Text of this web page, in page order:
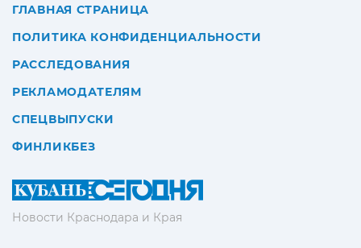
Новости Краснодара и Края
ГЛАВНАЯ СТРАНИЦА
ПОЛИТИКА КОНФИДЕНЦИАЛЬНОСТИ
РАССЛЕДОВАНИЯ
РЕКЛАМОДАТЕЛЯМ
СПЕЦВЫПУСКИ
ФИНЛИКБЕЗ